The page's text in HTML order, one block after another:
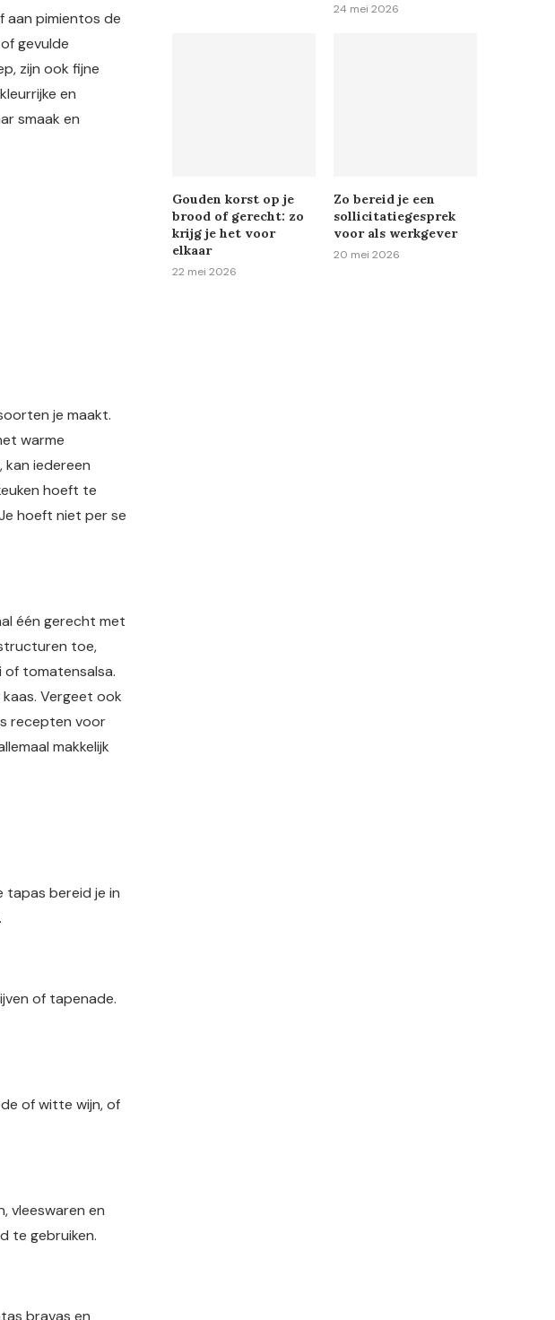
aan pimientos de
gevulde
zijn ook fijne
en
smaak en
je maakt.
warme
iedereen
hoeft te
hoeft niet per se
één gerecht met
toe,
of tomatensalsa.
Vergeet ook
recepten voor
makkelijk
tapas bereid je in
of tapenade.
of witte wijn, of
vleeswaren en
te gebruiken.
bravas en
24 mei 2026
Gouden korst op je
brood of gerecht: zo
krijg je het voor
elkaar
22 mei 2026
Zo bereid je een
sollicitatiegesprek
voor als werkgever
20 mei 2026